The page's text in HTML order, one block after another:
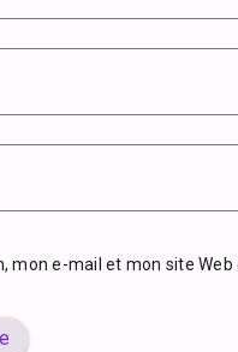
mon e-mail et mon site